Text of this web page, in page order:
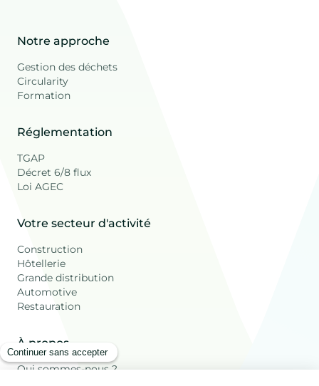
Notre approche
Gestion des déchets
Circularity
Formation
Réglementation
TGAP
Décret 6/8 flux
Loi AGEC
Votre secteur d'activité
Construction
Hôtellerie
Grande distribution
Automotive
Restauration
À propos
Qui sommes-nous ?